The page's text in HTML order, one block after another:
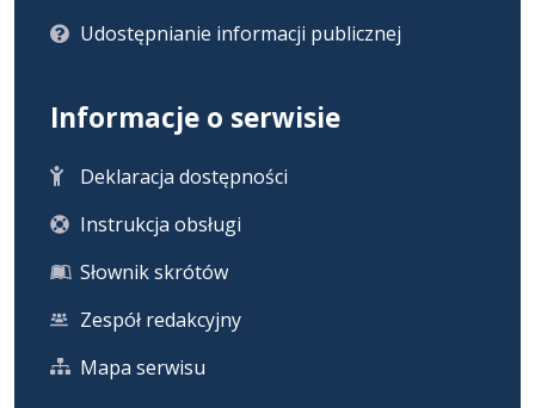
Udostępnianie informacji publicznej
Informacje o serwisie
Deklaracja dostępności
Instrukcja obsługi
Słownik skrótów
Zespół redakcyjny
Mapa serwisu